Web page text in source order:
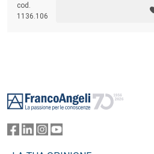
sicurezza internazionale, sviluppo
dell’ambiente, difesa dei diritti umani.
cod.
1136.106